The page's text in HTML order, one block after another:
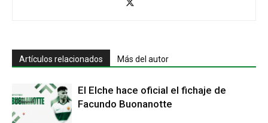
Artículos relacionados Más del autor
El Elche hace oficial el fichaje de
Facundo Buonanotte